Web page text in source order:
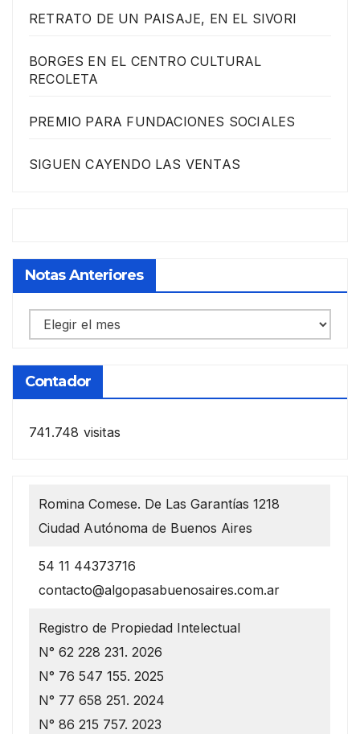
RETRATO DE UN PAISAJE, EN EL SIVORI
BORGES EN EL CENTRO CULTURAL
RECOLETA
PREMIO PARA FUNDACIONES SOCIALES
SIGUEN CAYENDO LAS VENTAS
Notas Anteriores
Notas
anteriores
Contador
741.748 visitas
Romina Comese. De Las Garantías 1218
Ciudad Autónoma de Buenos Aires
54 11 44373716
contacto@algopasabuenosaires.com.ar
Registro de Propiedad Intelectual
N° 62 228 231. 2026
N° 76 547 155. 2025
N° 77 658 251. 2024
N° 86 215 757. 2023